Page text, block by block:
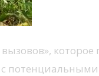
которое